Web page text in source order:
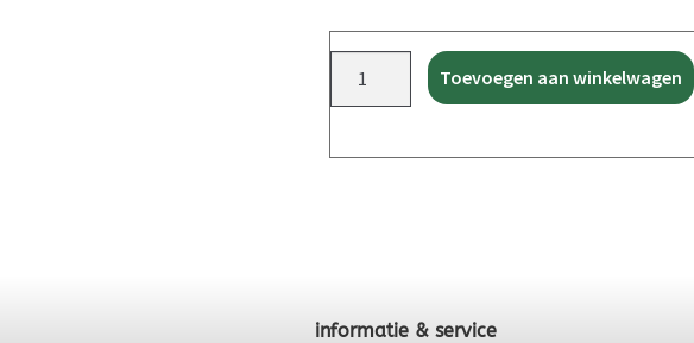
Toevoegen aan winkelwagen
informatie & service